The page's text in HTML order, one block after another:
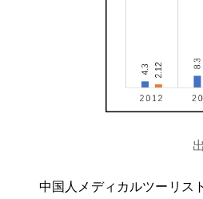
中国人メディカルツーリス